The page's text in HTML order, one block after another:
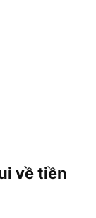
về tiền